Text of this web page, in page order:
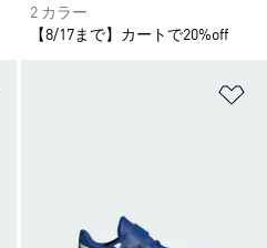
2 カラー
【8/17まで】カートで20%off